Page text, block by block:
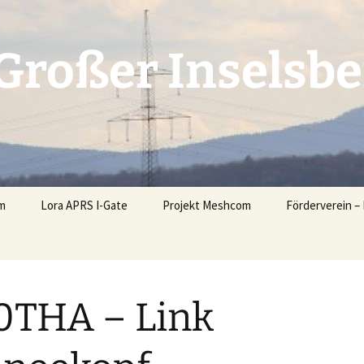
Lora APRS I-Gate Projekt Meshcom Förderverein –
– Link